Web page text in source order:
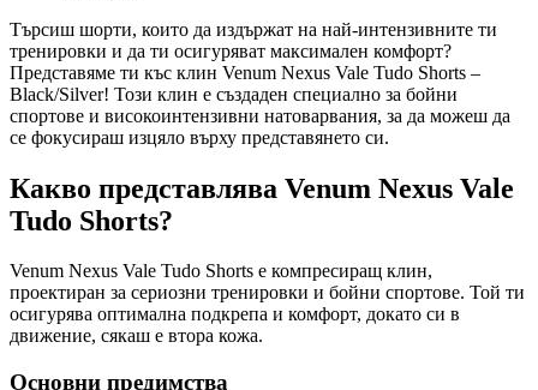
Търсиш шорти, които да издържат на най-интензивните ти
тренировки и да ти осигуряват максимален комфорт?
Представяме ти къс клин Venum Nexus Vale Tudo Shorts –
Black/Silver! Този клин е създаден специално за бойни
спортове и високоинтензивни натоварвания, за да можеш да
се фокусираш изцяло върху представянето си.
Какво представлява Venum Nexus Vale
Tudo Shorts?
Venum Nexus Vale Tudo Shorts е компресиращ клин,
проектиран за сериозни тренировки и бойни спортове. Той ти
осигурява оптимална подкрепа и комфорт, докато си в
движение, сякаш е втора кожа.
Основни предимства